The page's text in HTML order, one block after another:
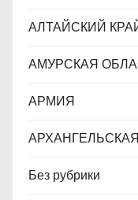
м
АЛТАЙСКИЙ
АМУРСКАЯ
АРМИЯ
Без рубрики